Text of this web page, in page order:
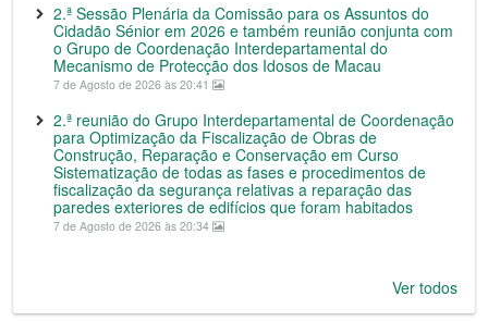
2.ª Sessão Plenária da Comissão para os Assuntos do
Cidadão Sénior em 2026 e também reunião conjunta com
o Grupo de Coordenação Interdepartamental do
Mecanismo de Protecção dos Idosos de Macau
7 de Agosto de 2026 às 20:41
2.ª reunião do Grupo Interdepartamental de Coordenação
para Optimização da Fiscalização de Obras de
Construção, Reparação e Conservação em Curso
Sistematização de todas as fases e procedimentos de
fiscalização da segurança relativas a reparação das
paredes exteriores de edifícios que foram habitados
7 de Agosto de 2026 às 20:34
Ver todos